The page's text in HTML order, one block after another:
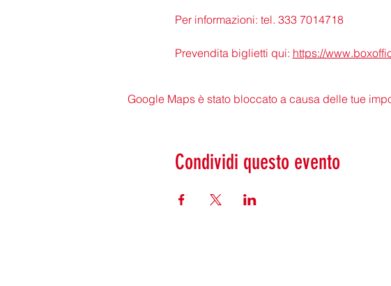
Per informazioni: tel. 333 7014718
Prevendita biglietti qui: https://
Google Maps è stato bloccato a causa delle tue
Condividi questo evento